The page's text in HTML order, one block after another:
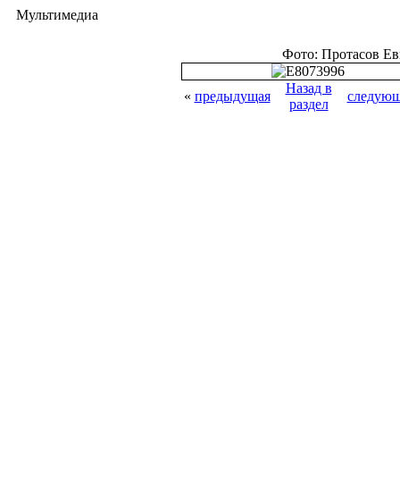
Мультимедиа
Фото: Протасов
« предыдущая
Назад в
раздел